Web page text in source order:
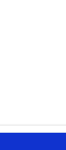
ha
da
di